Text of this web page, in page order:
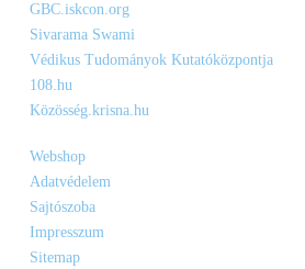
GBC.iskcon.org
Sivarama Swami
Védikus Tudományok Kutatóközpontja
108.hu
Közösség.krisna.hu
Webshop
Adatvédelem
Sajtószoba
Impresszum
Sitemap